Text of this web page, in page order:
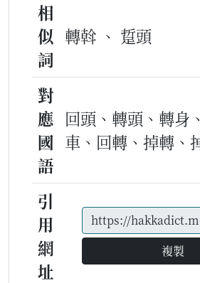
相
似
詞
轉斡 、 踅頭
對
應
國
語
回頭、轉頭、轉身
車、回轉、掉轉、
引
用
網
址
複製